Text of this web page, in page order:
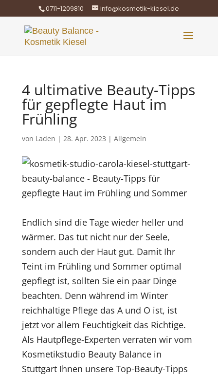
0711-1209810 info@kosmetik-kiesel.de
4 ultimative Beauty-Tipps
für gepflegte Haut im
Frühling
von Laden | 28. Apr. 2023 | Allgemein
Endlich sind die Tage wieder heller und
wärmer. Das tut nicht nur der Seele,
sondern auch der Haut gut. Damit Ihr
Teint im Frühling und Sommer optimal
gepflegt ist, sollten Sie ein paar Dinge
beachten. Denn während im Winter
reichhaltige Pflege das A und O ist, ist
jetzt vor allem Feuchtigkeit das Richtige.
Als Hautpflege-Experten verraten wir vom
Kosmetikstudio Beauty Balance in
Stuttgart Ihnen unsere Top-Beauty-Tipps